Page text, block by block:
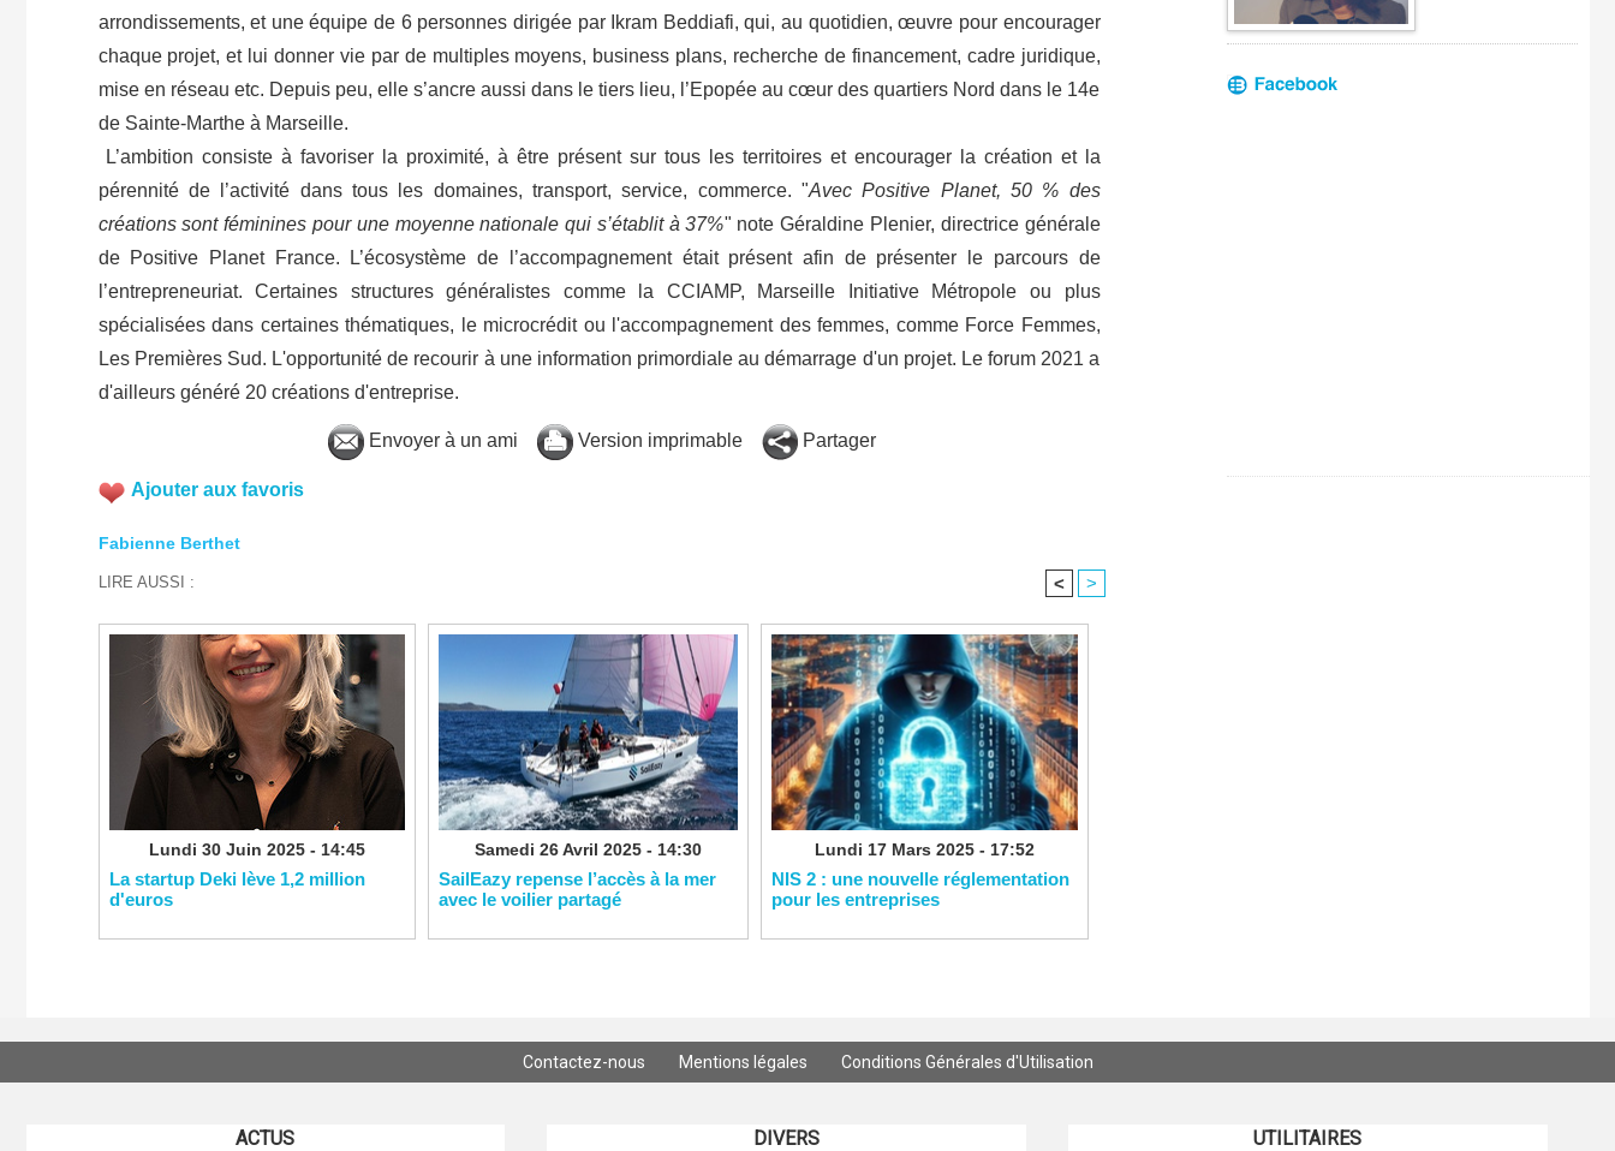
arrondissements, et une équipe de 6 personnes dirigée par Ikram Beddiafi, qui, au quotidien, œuvre pour encourager
chaque projet, et lui donner vie par de multiples moyens, business plans, recherche de financement, cadre juridique,
mise en réseau etc. Depuis peu, elle s’ancre aussi dans le tiers lieu, l’Epopée au cœur des quartiers Nord dans le 14e
de Sainte-Marthe à Marseille.
L’ambition consiste à favoriser la proximité, à être présent sur tous les territoires et encourager la création et la
pérennité de l’activité dans tous les domaines, transport, service, commerce. "Avec Positive Planet, 50 % des
créations sont féminines pour une moyenne nationale qui s’établit à 37%" note Géraldine Plenier, directrice générale
de Positive Planet France. L’écosystème de l’accompagnement était présent afin de présenter le parcours de
l’entrepreneuriat. Certaines structures généralistes comme la CCIAMP, Marseille Initiative Métropole ou plus
spécialisées dans certaines thématiques, le microcrédit ou l'accompagnement des femmes, comme Force Femmes,
Les Premières Sud. L'opportunité de recourir à une information primordiale au démarrage d'un projet. Le forum 2021 a
d'ailleurs généré 20 créations d'entreprise.
Envoyer à un ami Version imprimable Partager
Ajouter aux favoris
Fabienne Berthet
LIRE AUSSI : < >
Lundi 30 Juin 2025 - 14:45
La startup Deki lève 1,2 million
d'euros
Samedi 26 Avril 2025 - 14:30
SailEazy repense l’accès à la mer
avec le voilier partagé
Lundi 17 Mars 2025 - 17:52
NIS 2 : une nouvelle réglementation
pour les entreprises
Contactez-nous Mentions légales Conditions Générales d'Utilisation
ACTUS DIVERS UTILITAIRES